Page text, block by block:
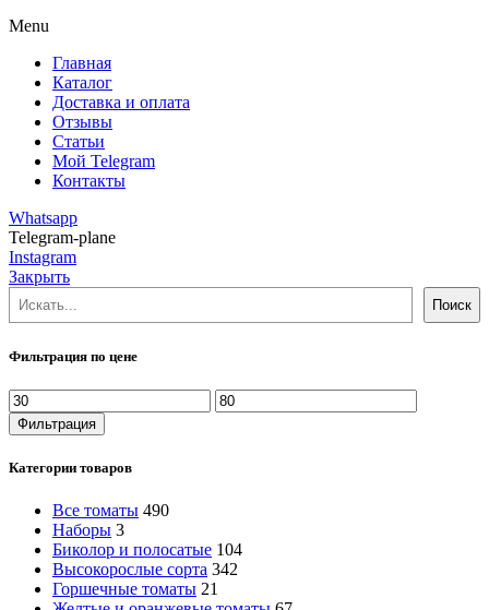
Menu
Главная
Каталог
Доставка и оплата
Отзывы
Статьи
Мой Telegram
Контакты
Whatsapp
Telegram-plane
Instagram
Закрыть
Поиск
Поиск
Фильтрация по цене
Минимальная
цена
Максимальная
цена
Фильтрация
Категории товаров
Все томаты 490
Наборы 3
Биколор и полосатые 104
Высокорослые сорта 342
Горшечные томаты 21